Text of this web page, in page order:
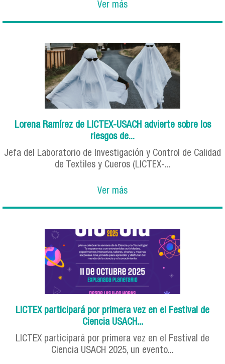
Ver más
Lorena Ramírez de LICTEX-USACH advierte sobre los
riesgos de...
Jefa del Laboratorio de Investigación y Control de Calidad
de Textiles y Cueros (LICTEX-...
Ver más
LICTEX participará por primera vez en el Festival de
Ciencia USACH...
LICTEX participará por primera vez en el Festival de
Ciencia USACH 2025, un evento...